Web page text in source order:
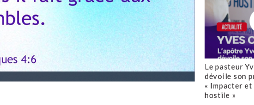
Le pasteur
dévoile son
« Impacter
hostile »